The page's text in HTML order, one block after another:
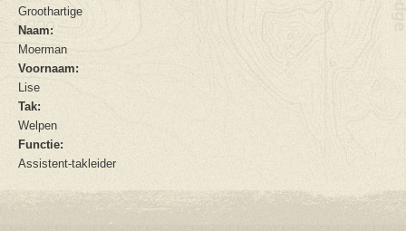
Groothartige
Naam:
Moerman
Voornaam:
Lise
Tak:
Welpen
Functie:
Assistent-takleider